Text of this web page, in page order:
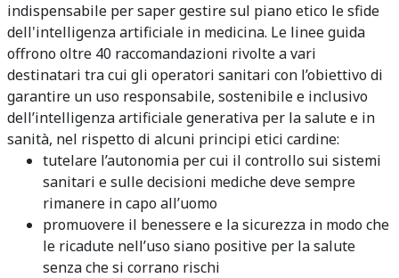
indispensabile per saper gestire sul piano etico le sfide
dell'intelligenza artificiale in medicina. Le linee guida
offrono oltre 40 raccomandazioni rivolte a vari
destinatari tra cui gli operatori sanitari con l’obiettivo di
garantire un uso responsabile, sostenibile e inclusivo
dell’intelligenza artificiale generativa per la salute e in
sanità, nel rispetto di alcuni principi etici cardine:
tutelare l’autonomia per cui il controllo sui sistemi
sanitari e sulle decisioni mediche deve sempre
rimanere in capo all’uomo
promuovere il benessere e la sicurezza in modo che
le ricadute nell’uso siano positive per la salute
senza che si corrano rischi